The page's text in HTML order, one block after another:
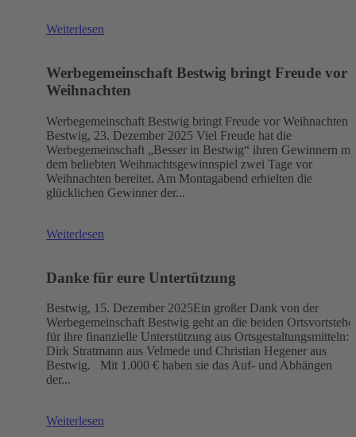
Weiterlesen
Werbegemeinschaft Bestwig bringt Freude vor
Weihnachten
Werbegemeinschaft Bestwig bringt Freude vor Weihnachten
Bestwig, 23. Dezember 2025 Viel Freude hat die
Werbegemeinschaft „Besser in Bestwig“ ihren Gewinnern mit
dem beliebten Weihnachtsgewinnspiel zwei Tage vor
Weihnachten bereitet. Am Montagabend erhielten die
glücklichen Gewinner der...
Weiterlesen
Danke für eure Untertützung
Bestwig, 15. Dezember 2025Ein großer Dank von der
Werbegemeinschaft Bestwig geht an die beiden
für ihre finanzielle Unterstützung aus Ortsgestaltungsmitteln:
Dirk Stratmann aus Velmede und Christian Hegener aus
Bestwig. Mit 1.000 € haben sie das Auf- und Abhängen
der...
Weiterlesen